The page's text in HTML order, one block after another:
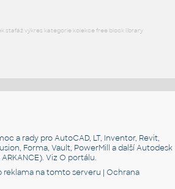
stafáž výkres kategorie kolekce free block library
a rady pro AutoCAD, LT, Inventor, Revit,
Forma, Vault, PowerMill a další Autodesk
VizO portálu.
reklama na tomto serveru |Ochrana